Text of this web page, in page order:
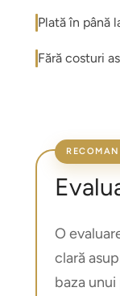
Plată în până
Fără costuri
O
clară
baza